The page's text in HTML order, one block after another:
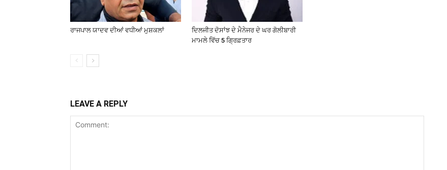
ਰਾਜਪਾਲ ਯਾਦਵ ਦੀਆਂ ਵਧੀਆਂ ਮੁਸ਼ਕਲਾਂ
ਦਿਲਜੀਤ ਦੋਸਾਂਝ ਦੇ ਮੈਨੇਜਰ ਦੇ ਘਰ ਗੋਲੀਬਾਰੀ
ਮਾਮਲੇ ਵਿੱਚ 5 ਗ੍ਰਿਫ਼ਤਾਰ
LEAVE A REPLY